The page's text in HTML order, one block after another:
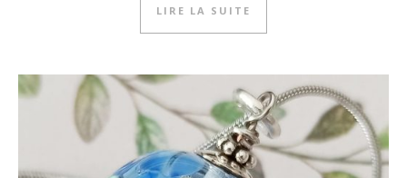
LIRE LA SUITE